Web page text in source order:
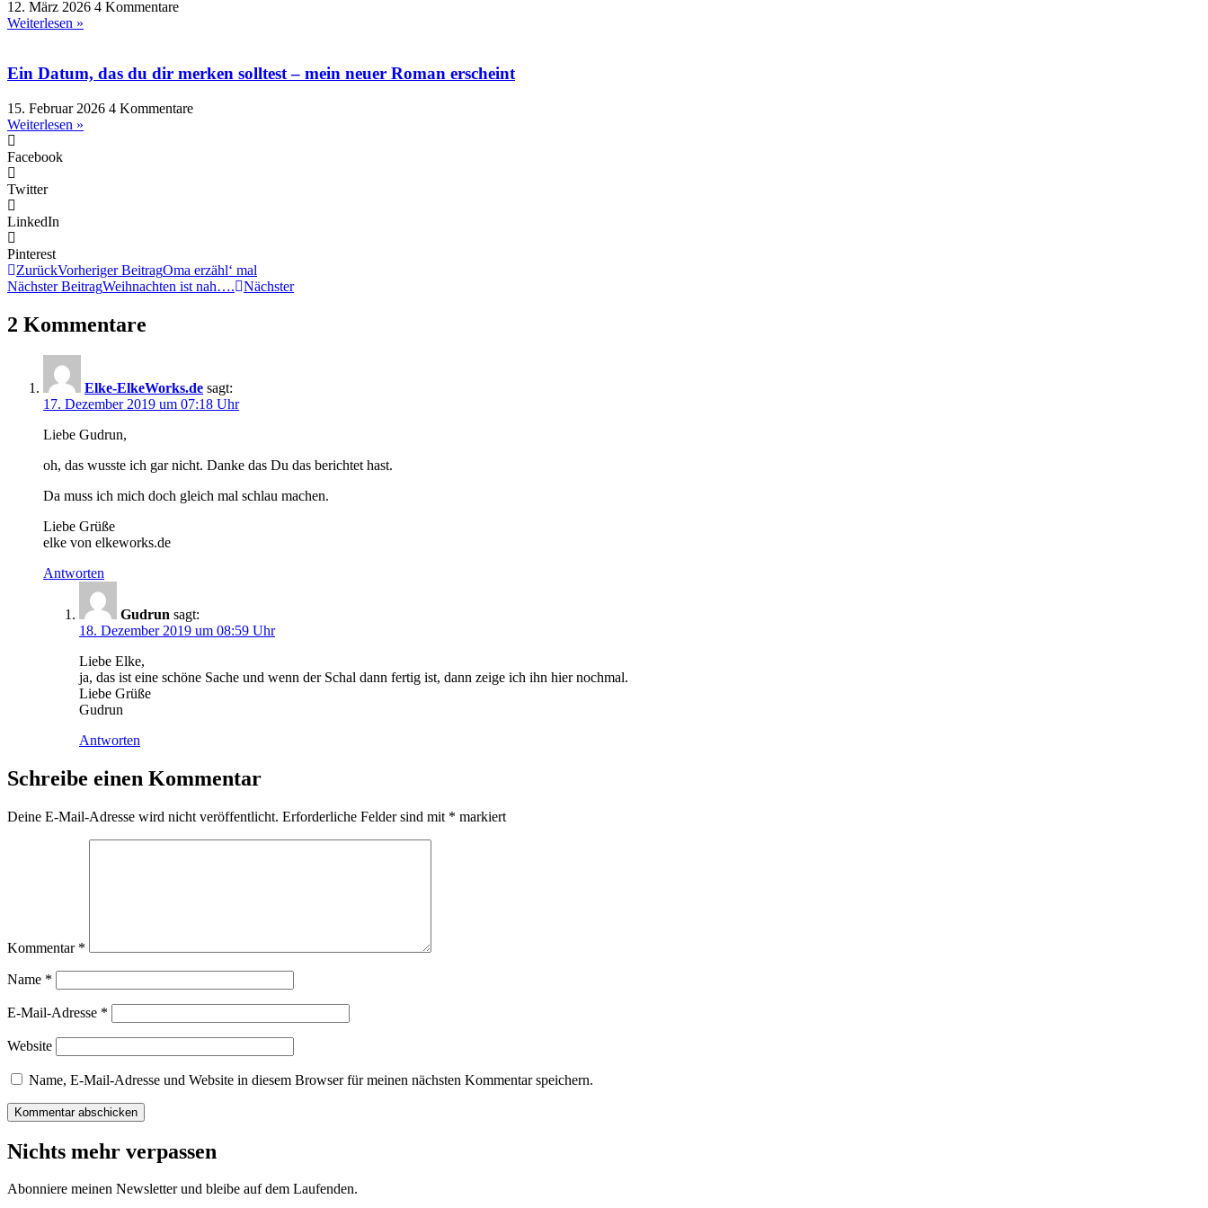
12. März 2026 4 Kommentare
Weiterlesen »
Ein Datum, das du dir merken solltest – mein neuer Roman erscheint
15. Februar 2026 4 Kommentare
Weiterlesen »
Facebook
Twitter
LinkedIn
Pinterest
ZurückVorheriger BeitragOma erzähl‘ mal
Nächster BeitragWeihnachten ist nah…. Nächster
2 Kommentare
Elke-ElkeWorks.de sagt:
17. Dezember 2019 um 07:18 Uhr
Liebe Gudrun,
oh, das wusste ich gar nicht. Danke das Du das berichtet hast.
Da muss ich mich doch gleich mal schlau machen.
Liebe Grüße
elke von elkeworks.de
Antworten
Gudrun sagt:
18. Dezember 2019 um 08:59 Uhr
Liebe Elke,
ja, das ist eine schöne Sache und wenn der Schal dann fertig ist, dann zeige ich ihn hier nochmal.
Liebe Grüße
Gudrun
Antworten
Schreibe einen Kommentar
Deine E-Mail-Adresse wird nicht veröffentlicht. Erforderliche Felder sind mit * markiert
Kommentar *
Name *
E-Mail-Adresse *
Website
Name, E-Mail-Adresse und Website in diesem Browser für meinen nächsten Kommentar speichern.
Nichts mehr verpassen
Abonniere meinen Newsletter und bleibe auf dem Laufenden.